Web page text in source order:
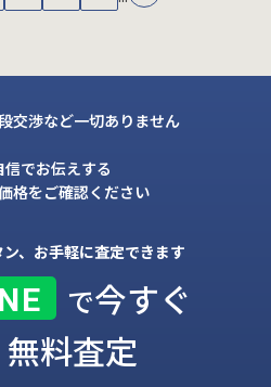
交渉など一切ありません
でお伝えする
格をご確認ください
ン、お手軽に査定できます
で今すぐ
無料査定